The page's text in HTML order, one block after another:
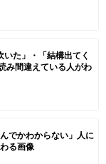
いた」・「結構出てく
み間違えている人がわ
でかわからない」人に
る画像